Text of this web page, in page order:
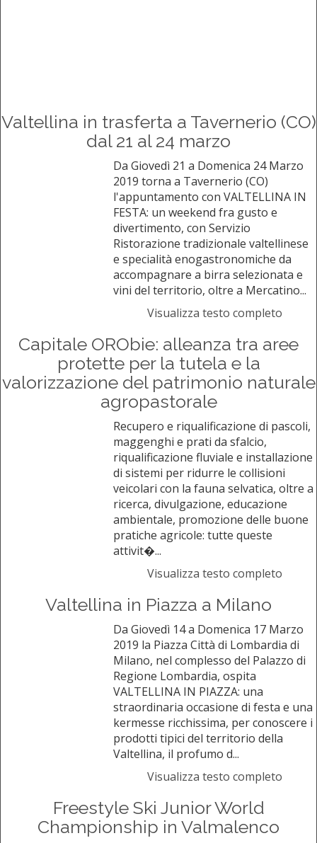
Valtellina in trasferta a Tavernerio (CO)
dal 21 al 24 marzo
Da Giovedì 21 a Domenica 24 Marzo
2019 torna a Tavernerio (CO)
l'appuntamento con VALTELLINA IN
FESTA: un weekend fra gusto e
divertimento, con Servizio
Ristorazione tradizionale valtellinese
e specialità enogastronomiche da
accompagnare a birra selezionata e
vini del territorio, oltre a Mercatino...
Visualizza testo completo
Capitale ORObie: alleanza tra aree
protette per la tutela e la
valorizzazione del patrimonio naturale
agropastorale
Recupero e riqualificazione di pascoli,
maggenghi e prati da sfalcio,
riqualificazione fluviale e installazione
di sistemi per ridurre le collisioni
veicolari con la fauna selvatica, oltre a
ricerca, divulgazione, educazione
ambientale, promozione delle buone
pratiche agricole: tutte queste
attivit�...
Visualizza testo completo
Valtellina in Piazza a Milano
Da Giovedì 14 a Domenica 17 Marzo
2019 la Piazza Città di Lombardia di
Milano, nel complesso del Palazzo di
Regione Lombardia, ospita
VALTELLINA IN PIAZZA: una
straordinaria occasione di festa e una
kermesse ricchissima, per conoscere i
prodotti tipici del territorio della
Valtellina, il profumo d...
Visualizza testo completo
Freestyle Ski Junior World
Championship in Valmalenco